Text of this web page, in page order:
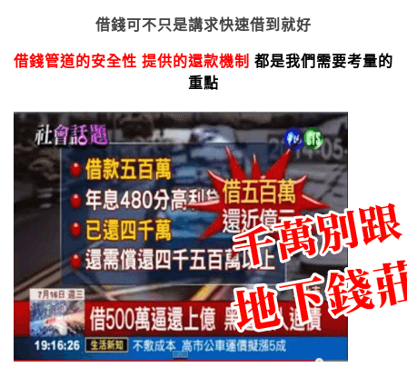
借錢可不只是講求快速借到就好
借錢管道的安全性 提供的還款機制 都是我們需要考量的
重點